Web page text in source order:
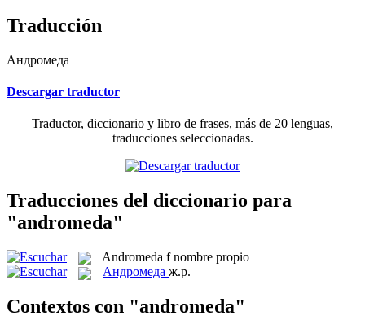
Traducción
Андромеда
Descargar traductor
Traductor, diccionario y libro de frases, más de 20 lenguas,
traducciones seleccionadas.
Traducciones del diccionario para
"andromeda"
Andromeda f nombre propio
Андромеда ж.р.
Contextos con "andromeda"